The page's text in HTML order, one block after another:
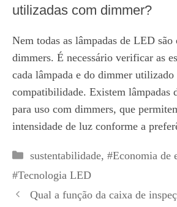
utilizadas com dimmer?
Nem todas as lâmpadas de LED
dimmers. É necessário verificar as
cada lâmpada e do dimmer utilizado
compatibilidade. Existem lâmpadas
para uso com dimmers, que
intensidade de luz conforme a
Categorias
sustentabilidade, #Economia de
#Tecnologia LED
Qual a função da caixa de